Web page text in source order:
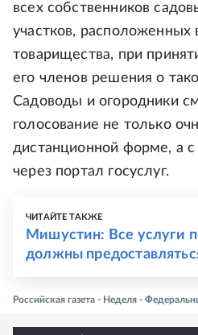
всех собственников
участков, расположенных
товарищества, при
его членов решения о
Садоводы и огородники
голосование не только
дистанционной форме, а с
через портал госуслуг.
ЧИТАЙТЕ ТАКЖЕ
Мишустин: Все услуги
должны
Российская газета - Неделя -